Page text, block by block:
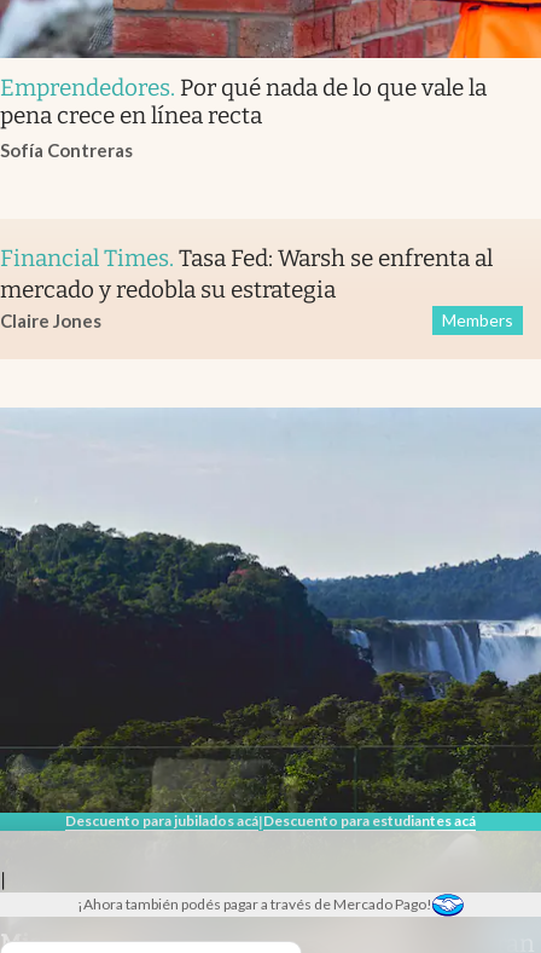
Descuento para jubilados acá|Descuento para estudiantes acá
|
¡Ahora también podés pagar a través de Mercado Pago!
Emprendedores. Por qué nada de lo que vale la
pena crece en línea recta
Sofía Contreras
Financial Times. Tasa Fed: Warsh se enfrenta al
mercado y redobla su estrategia
Claire Jones Members
Misiones.Escapada de lujo a las Cataratas: Gran